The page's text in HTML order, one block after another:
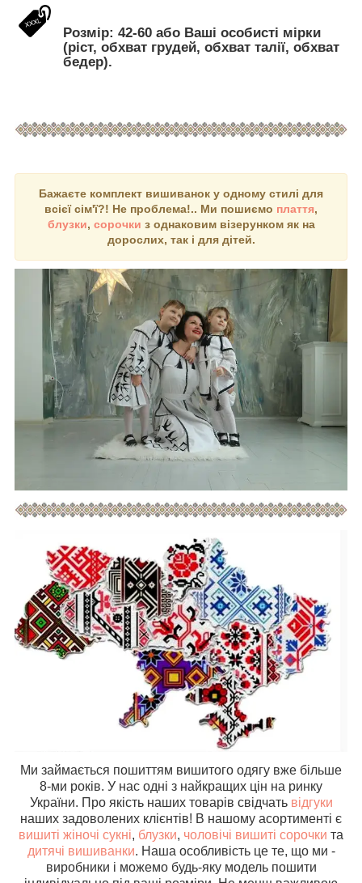
Розмір: 42-60 або Ваші особисті мірки
(ріст, обхват грудей, обхват талії, обхват
бедер).
Бажаєте комплект вишиванок у одному стилі для
всієї сім'ї?! Не проблема!.. Ми пошиємо плаття,
блузки, сорочки з однаковим візерунком як на
дорослих, так і для дітей.
Ми займається пошиттям вишитого одягу вже більше
8-ми років. У нас одні з найкращих цін на ринку
України. Про якість наших товарів свідчать відгуки
наших задоволених клієнтів! В нашому асортименті є
вишиті жіночі сукні, блузки, чоловічі вишиті сорочки та
дитячі вишиванки. Наша особливість це те, що ми -
виробники і можемо будь-яку модель пошити